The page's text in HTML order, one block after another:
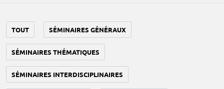
TOUT SÉMINAIRES GÉNÉRAUX
SÉMINAIRES THÉMATIQUES
SÉMINAIRES INTERDISCIPLINAIRES